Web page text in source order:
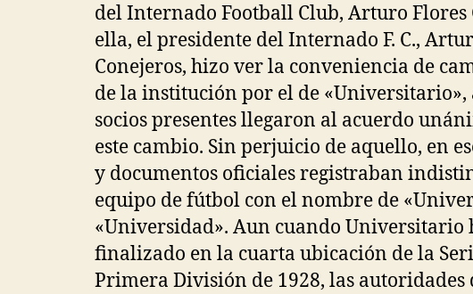
del Internado Football Club, Arturo Flores
ella, el presidente del Internado F. C.,
Conejeros, hizo ver la conveniencia de
de la institución por el de «Universitario»,
socios presentes llegaron al acuerdo
este cambio. Sin perjuicio de aquello, en
y documentos oficiales registraban
equipo de fútbol con el nombre de
«Universidad». Aun cuando Universitario
finalizado en la cuarta ubicación de la
Primera División de 1928, las autoridades